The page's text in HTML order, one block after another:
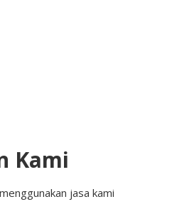
Kami
jasa kami